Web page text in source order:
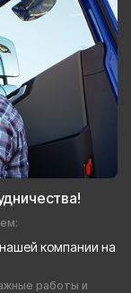
компании на
работы и